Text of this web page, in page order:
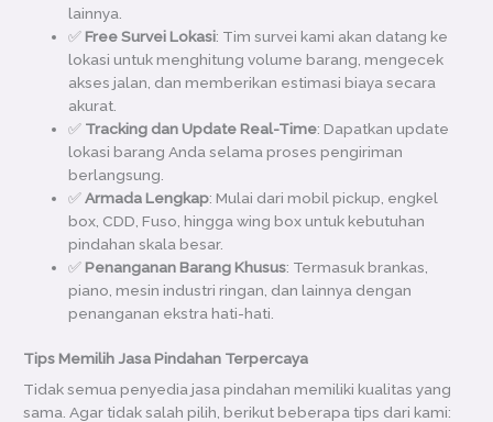
lainnya.
✅Free Survei Lokasi: Tim survei kami akan datang ke
lokasi untuk menghitung volume barang, mengecek
akses jalan, dan memberikan estimasi biaya secara
akurat.
✅ Tracking dan Update Real-Time: Dapatkan update
lokasi barang Anda selama proses pengiriman
berlangsung.
✅Armada Lengkap: Mulai dari mobil pickup, engkel
box, CDD, Fuso, hingga wing box untuk kebutuhan
pindahan skala besar.
✅Penanganan Barang Khusus: Termasuk brankas,
piano, mesin industri ringan, dan lainnya dengan
penanganan ekstra hati-hati.
Tips Memilih Jasa Pindahan Terpercaya
Tidak semua penyedia jasa pindahan memiliki kualitas yang
sama. Agar tidak salah pilih, berikut beberapa tips dari kami: